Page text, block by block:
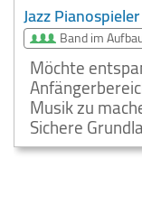
Jazz
Band im
Möchte
Musik zu
Sichere